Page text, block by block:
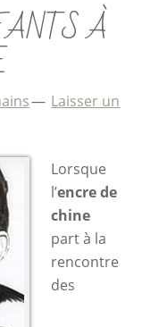
À
Laisser un
Lorsque
l’encre de
chine
part à la
rencontre
des